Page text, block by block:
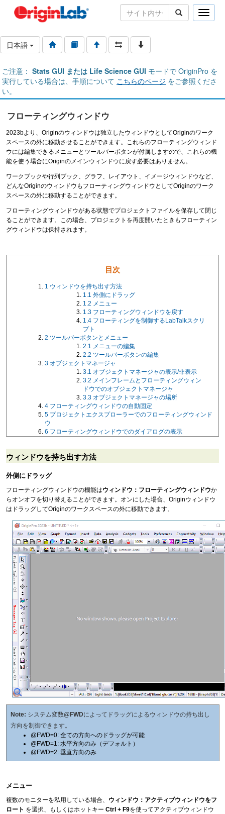
Toggle
日本語
ご注意： Stats GUI または Life Science GUI モードで OriginPro を
実行している場合は、手順について こちらのページ をご参照くださ
い。
フローティングウィンドウ
2023bより、Originのウィンドウは独立したウィンドウとしてOriginのワーク
スペースの外に移動させることができます。これらのフローティングウィンド
ウには編集できるメニューとツールバーボタンが付属しますので、これらの機
能を使う場合にOriginのメインウィンドウに戻す必要はありません。
ワークブックや行列ブック、グラフ、レイアウト、イメージウィンドウなど、
どんなOriginのウィンドウもフローティングウィンドウとしてOriginのワーク
スペースの外に移動することができます。
フローティングウィンドウがある状態でプロジェクトファイルを保存して閉じ
ることができます。この場合、プロジェクトを再度開いたときもフローティン
グウィンドウは保持されます。
目次
1 ウィンドウを持ち出す方法
1.1 外側にドラッグ
1.2 メニュー
1.3 フローティングウィンドウを戻す
1.4 フローティングを制御するLabTalkスクリ
プト
2 ツールバーボタンとメニュー
2.1 メニューの編集
2.2 ツールバーボタンの編集
3 オブジェクトマネージャ
3.1 オブジェクトマネージャの表示/非表示
3.2 メインフレームとフローティングウィン
ドウでのオブジェクトマネージャ
3.3 オブジェクトマネージャの場所
4 フローティングウィンドウの自動固定
5 プロジェクトエクスプローラーでのフローティングウィンド
ウ
6 フローティングウィンドウでのダイアログの表示
ウィンドウを持ち出す方法
外側にドラッグ
フローティングウィンドウの機能はウィンドウ：フローティングウィンドウか
らオンオフを切り替えることができます。オンにした場合、Originウィンドウ
はドラッグしてOriginのワークスペースの外に移動できます。
Note: システム変数@FWDによってドラッグによるウィンドウの持ち出し
方向を制御できます。
@FWD=0: 全ての方向へのドラッグが可能
@FWD=1: 水平方向のみ（デフォルト）
@FWD=2: 垂直方向のみ
メニュー
複数のモニターを私用している場合、 ウィンドウ：アクティブウィンドウをフ
ロート を選択、もしくはホットキー Ctrl + F9を使ってアクティブウィンドウ